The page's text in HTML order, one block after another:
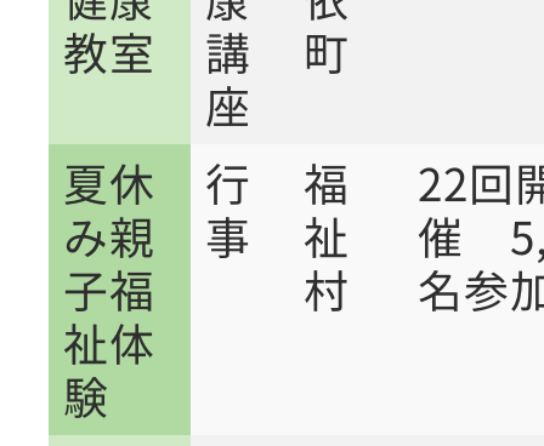
教室
講
座
町
夏休
み親
子福
祉体
験
行
事
福
祉
村
22回
催
名参